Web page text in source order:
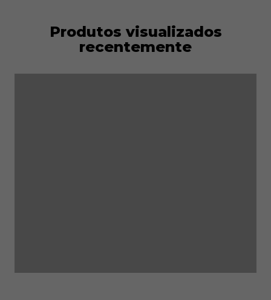
Produtos visualizados
recentemente